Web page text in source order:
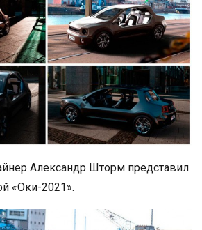
Александр Шторм представил
«Оки-2021».